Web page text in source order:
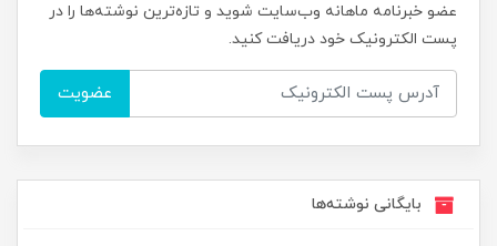
عضو خبرنامه ماهانه وب‌سایت شوید و تازه‌ترین نوشته‌ها را در
پست الکترونیک خود دریافت کنید.
عضویت
بایگانی نوشته‌ها